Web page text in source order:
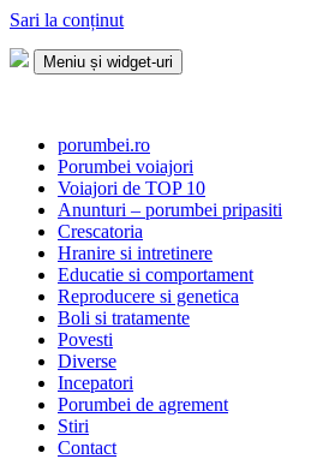
Sari la conținut
Meniu și widget-uri
porumbei.ro
Porumbei voiajori
Voiajori de TOP 10
Anunturi – porumbei pripasiti
Crescatoria
Hranire si intretinere
Educatie si comportament
Reproducere si genetica
Boli si tratamente
Povesti
Diverse
Incepatori
Porumbei de agrement
Stiri
Contact